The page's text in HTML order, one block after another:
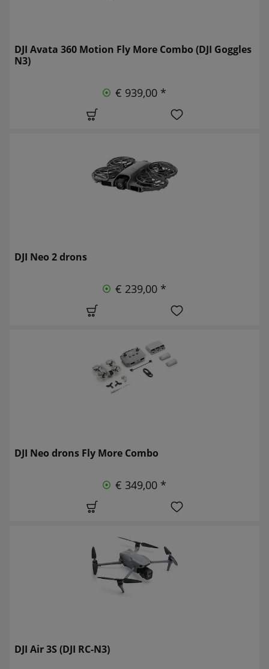
DJI Avata 360 Motion Fly More Combo (DJI Goggles
N3)
€ 939,00 *
DJI Neo 2 drons
€ 239,00 *
DJI Neo drons Fly More Combo
€ 349,00 *
DJI Air 3S (DJI RC-N3)